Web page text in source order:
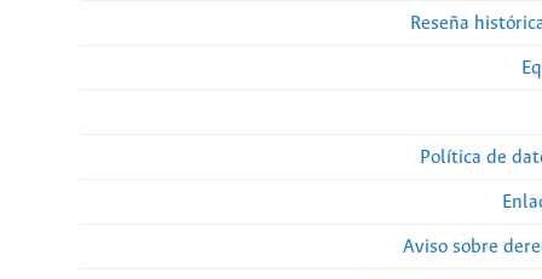
Reseña
Política de
Aviso sobre